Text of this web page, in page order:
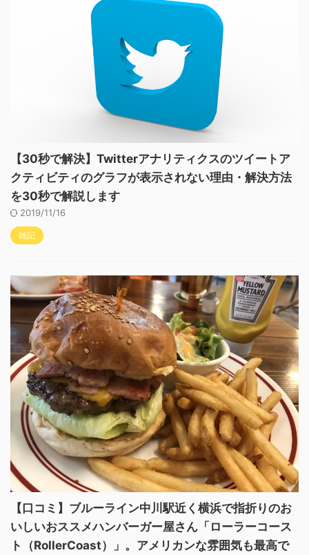
【30秒で解決】Twitterアナリティクスのツイートア
クティビティのグラフが表示されない理由・解決方法
を30秒で解説します
2019/11/16
雑記
【口コミ】ブルーライン中川駅近く横浜で指折りのお
いしいおススメハンバーガー屋さん「ローラーコース
ト（RollerCoast）」。アメリカンな雰囲気も最高で